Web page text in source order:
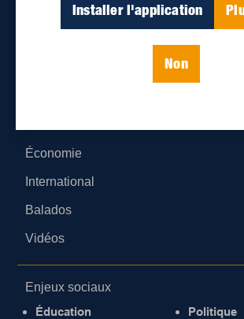
Installer l'application
Non
Économie
International
Balados
Vidéos
Enjeux sociaux
Éducation
Politique